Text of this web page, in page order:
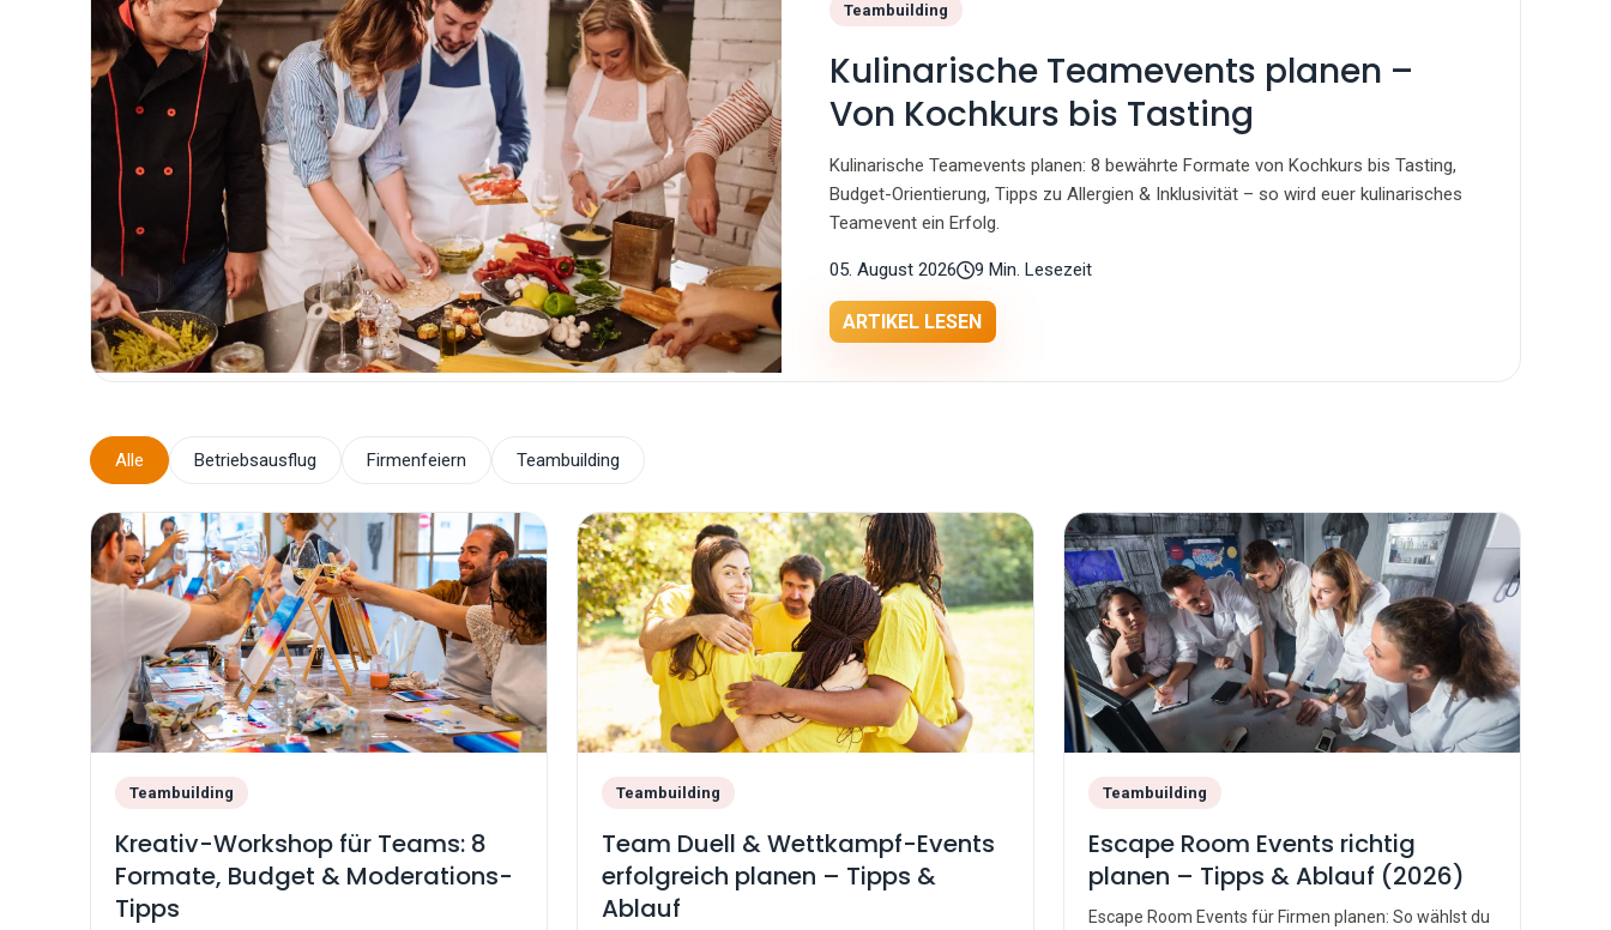
Teambuilding
Kulinarische Teamevents planen –
Von Kochkurs bis Tasting
Kulinarische Teamevents planen: 8 bewährte Formate von Kochkurs bis Tasting,
Budget-Orientierung, Tipps zu Allergien & Inklusivität – so wird euer kulinarisches
Teamevent ein Erfolg.
05. August 2026 9 Min. Lesezeit
ARTIKEL LESEN
Alle Betriebsausflug Firmenfeiern Teambuilding
Teambuilding
Kreativ-Workshop für Teams: 8
Formate, Budget & Moderations-
Tipps
Teambuilding
Team Duell & Wettkampf-Events
erfolgreich planen – Tipps &
Ablauf
Teambuilding
Escape Room Events richtig
planen – Tipps & Ablauf (2026)
Escape Room Events für Firmen planen: So wählst du